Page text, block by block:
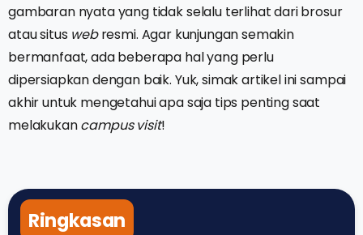
gambaran nyata yang tidak selalu terlihat dari brosur
atau situs webresmi. Agar kunjungan semakin
bermanfaat, ada beberapa hal yang perlu
dipersiapkan dengan baik. Yuk, simak artikel ini sampai
akhir untuk mengetahui apa saja tips penting saat
melakukancampus visit!
Ringkasan